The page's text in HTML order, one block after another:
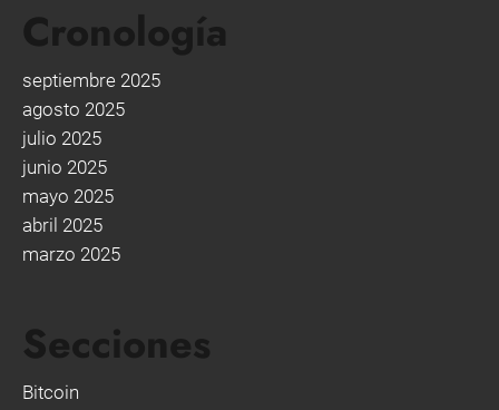
Cronología
septiembre 2025
agosto 2025
julio 2025
junio 2025
mayo 2025
abril 2025
marzo 2025
Secciones
Bitcoin